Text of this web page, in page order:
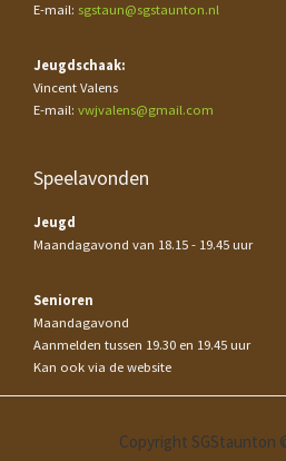
E-mail: sgstaun@sgstaunton.nl
Jeugdschaak:
Vincent Valens
E-mail: vwjvalens@gmail.com
Speelavonden
Jeugd
Maandagavond van 18.15 - 19.45 uur
Senioren
Maandagavond
Aanmelden tussen 19.30 en 19.45 uur
Kan ook via de website
Copyright SGStaunton